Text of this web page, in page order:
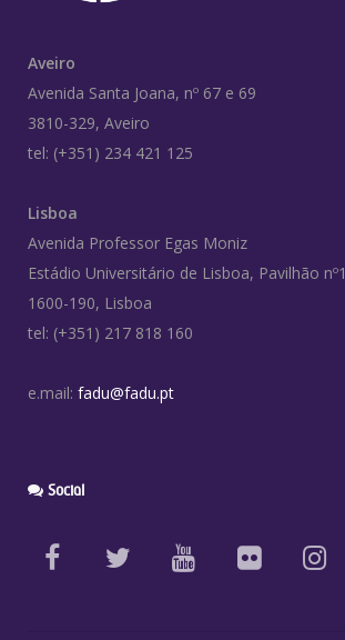
Aveiro
Avenida Santa Joana, nº 67 e 69
3810-329, Aveiro
tel: (+351) 234 421 125
Lisboa
Avenida Professor Egas Moniz
Estádio Universitário de Lisboa, Pavilhão nº1
1600-190, Lisboa
tel: (+351) 217 818 160
e.mail: fadu@fadu.pt
Social